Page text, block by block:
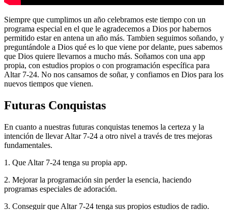
Siempre que cumplimos un año celebramos este tiempo con un
programa especial en el que le agradecemos a Dios por habernos
permitido estar en antena un año más. Tambien seguimos soñando, y
preguntándole a Dios qué es lo que viene por delante, pues sabemos
que Dios quiere llevarnos a mucho más. Soñamos con una app
propia, con estudios propios o con programación específica para
Altar 7-24. No nos cansamos de soñar, y confiamos en Dios para los
nuevos tiempos que vienen.
Futuras Conquistas
En cuanto a nuestras futuras conquistas tenemos la certeza y la
intención de llevar Altar 7-24 a otro nivel a través de tres mejoras
fundamentales.
1. Que Altar 7-24 tenga su propia app.
2. Mejorar la programación sin perder la esencia, haciendo
programas especiales de adoración.
3. Conseguir que Altar 7-24 tenga sus propios estudios de radio.